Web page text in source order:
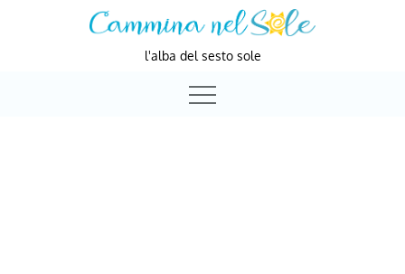
l'alba del sesto sole